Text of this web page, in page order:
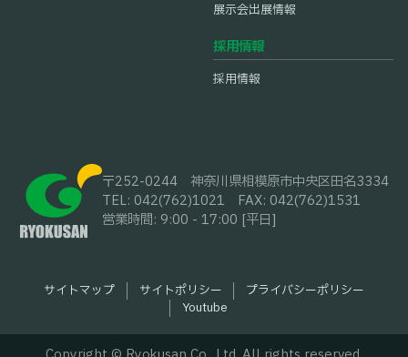
展示会出展情報
採用情報
採用情報
〒252-0244 神奈川県相模原市中央区田名3334
TEL: 042(762)1021 FAX: 042(762)1531
営業時間: 9:00 - 17:00 [平日]
サイトマップ サイトポリシー
プライバシーポリシー
Youtube